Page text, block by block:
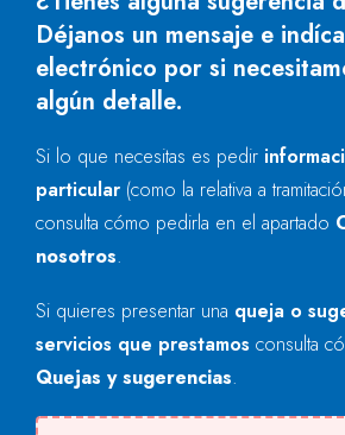
Déjanos un mensaje e
electrónico por si
algún detalle.
Si lo que necesitas es pedir
particular (como la relativa a
consulta cómo pedirla en el apartado
nosotros.
Si quieres presentar una queja o
servicios que prestamos consulta
Quejas y sugerencias.